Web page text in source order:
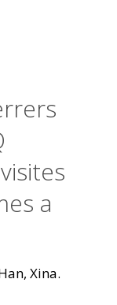
a
Xina.